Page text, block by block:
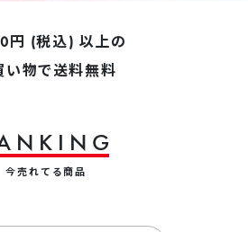
円 (税込) 以上の
い物で送料無料
N K N G
今売れてる商品